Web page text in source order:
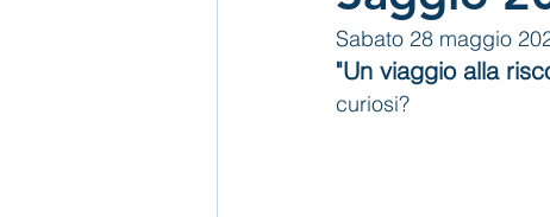
Sabato 28 maggio
"Un viaggio alla
curiosi?